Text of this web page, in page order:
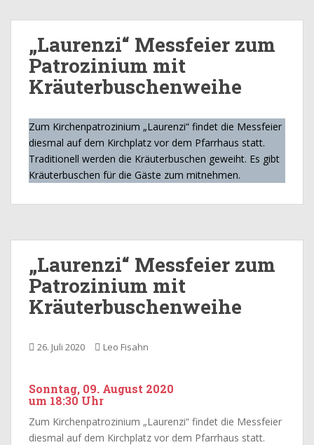
„Laurenzi“ Messfeier zum
Patrozinium mit
Kräuterbuschenweihe
Zum Kirchenpatrozinium „Laurenzi“ findet die Messfeier
diesmal auf dem Kirchplatz vor dem Pfarrhaus statt.
Traditionell werden die Kräuterbuschen geweiht. Es gibt
Kräuterbuschen für die Gäste zum mitnehmen.
„Laurenzi“ Messfeier zum
Patrozinium mit
Kräuterbuschenweihe
26. Juli 2020 Leo Fisahn
Sonntag, 09. August 2020
um 18:30 Uhr
Zum Kirchenpatrozinium „Laurenzi“ findet die Messfeier
diesmal auf dem Kirchplatz vor dem Pfarrhaus statt.